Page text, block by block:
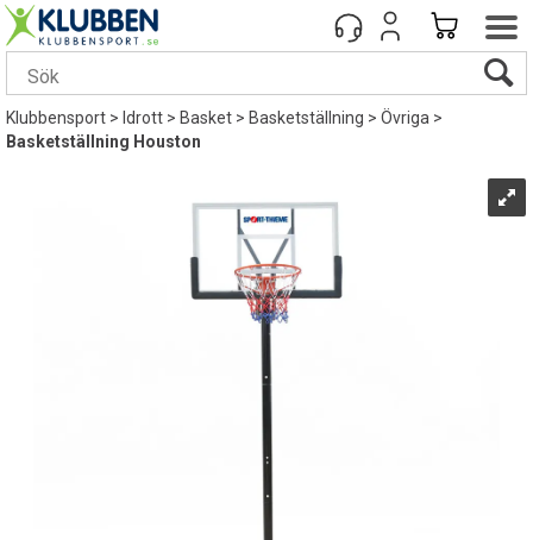
Klubbensport> Idrott>Basket>Basketställning>Övriga>
Basketställning Houston